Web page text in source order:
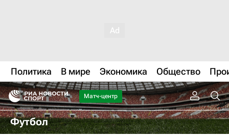
Политика В мире Экономика Общество
Матч-центр
Футбол